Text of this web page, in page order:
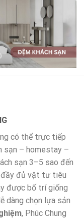
có thể trực tiếp
sạn – homestay –
sạn 3–5 sao đến
đầy đủ vật tư tiêu
được bố trí giống
dàng chọn lựa sản
, Phúc Chung